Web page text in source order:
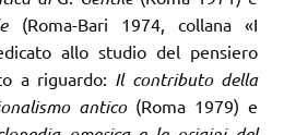
(Roma-Bari 1974, collana «I
allo studio del pensiero
a riguardo: Il contributo della
antico (Roma 1979) e